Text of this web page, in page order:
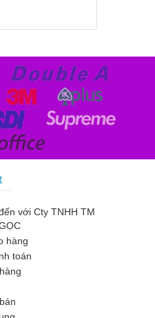
với Cty TNHH TM
hàng
toán